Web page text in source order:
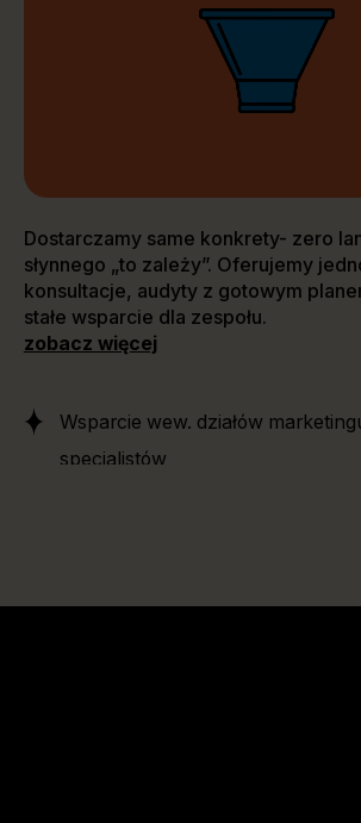
Dostarczamy same konkrety- zero
słynnego „to zależy”. Oferujemy
konsultacje, audyty z gotowym
stałe wsparcie dla zespołu.
zobacz więcej
Wsparcie wew. działów
specjalistów